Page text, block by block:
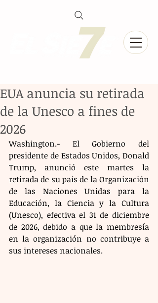
EUA anuncia su retirada
de la Unesco a fines de
2026
Washington.- El Gobierno del
presidente de Estados Unidos, Donald
Trump, anunció este martes la
retirada de su país de la Organización
de las Naciones Unidas para la
Educación, la Ciencia y la Cultura
(Unesco), efectiva el 31 de diciembre
de 2026, debido a que la membresía
en la organización no contribuye a
sus intereses nacionales.